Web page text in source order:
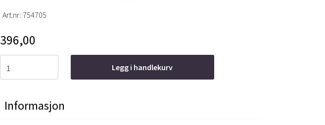
Art.nr: 754705
396,00
Legg i handlekurv
Informasjon